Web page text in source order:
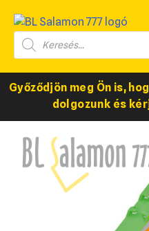
Győződjön meg Ön is,
dolgozunk és